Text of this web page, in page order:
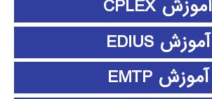
آموزش CPLEX
آموزش EDIUS
آموزش EMTP